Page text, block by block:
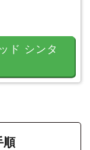
ド シンタ
順